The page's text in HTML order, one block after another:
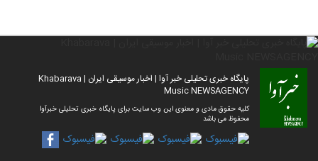
پایگاه خبری تحلیلی خبر آوا | اخبار موسیقی ایران | Khabarava
Music NEWSAGENCY
کلیه حقوق مادی و معنوی این وب سایت برای پایگاه خبری تحلیلی خبرآوا
محفوظ می باشد